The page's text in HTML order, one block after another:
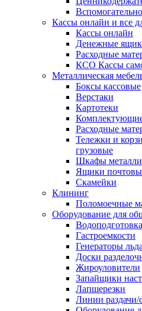
Кассы онлайн и все
Кассы онлайн
Денежные
Расходные
КСО Кассы
Металлическая
Боксы кассовые
Верстаки
Картотеки
Расходные
Тележки и
грузовые
Шкафы
Ящики
Скамейки
Клининг
Поломоечные
Оборудование для
Водоподготовка
Гастроемкости
Генераторы льда
Доски
Жироуловители
Запайщики
Лапшерезки
Линии раздачи/